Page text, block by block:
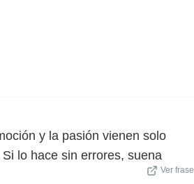
y la pasión vienen solo
lo hace sin errores, suena
Ver frase